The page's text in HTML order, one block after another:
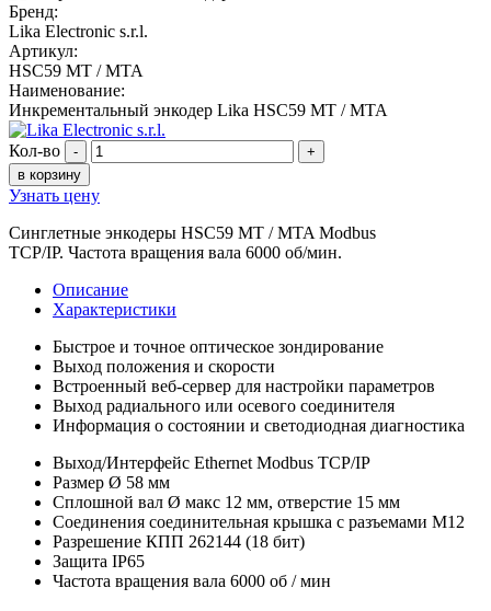
Бренд:
Lika Electronic s.r.l.
Артикул:
HSC59 MT / MTA
Наименование:
Инкрементальный энкодер Lika HSC59 MT / MTA
Кол-во -
+
в корзину
Узнать цену
Синглетные энкодеры HSC59 MT / MTA Modbus
TCP/IP. Частота вращения вала 6000 об/мин.
Описание
Характеристики
Быстрое и точное оптическое зондирование
Выход положения и скорости
Встроенный веб-сервер для настройки параметров
Выход радиального или осевого соединителя
Информация о состоянии и светодиодная диагностика
Выход/Интерфейс Ethernet Modbus TCP/IP
Размер Ø 58 мм
Сплошной вал Ø макс 12 мм, отверстие 15 мм
Соединения соединительная крышка с разъемами M12
Разрешение КПП 262144 (18 бит)
Защита IP65
Частота вращения вала 6000 об / мин